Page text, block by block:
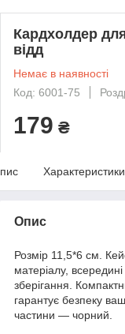
Кардхолдер
відд
Немає в наявності
Код: 6001-75
179 ₴
Характеристики
Опис
Розмір 11,5*6 см.
матеріалу,
зберігання.
гарантує безпеку
частини — чорний.